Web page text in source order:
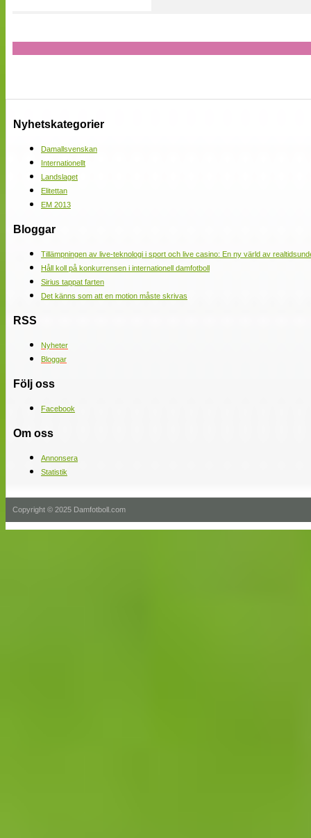
Nyhetskategorier
Damallsvenskan
Internationellt
Landslaget
Elitettan
EM 2013
Bloggar
Tillämpningen av live-teknologi i sport och live casino: En ny värld av
Håll koll på konkurrensen i internationell damfotboll
Sirius tappat farten
Det känns som att en motion måste skrivas
RSS
Nyheter
Bloggar
Följ oss
Facebook
Om oss
Annonsera
Statistik
Copyright © 2025 Damfotboll.com